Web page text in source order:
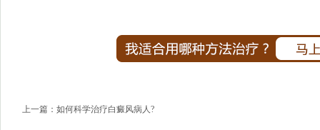
上一篇： 如何科学治疗白癜风病人?